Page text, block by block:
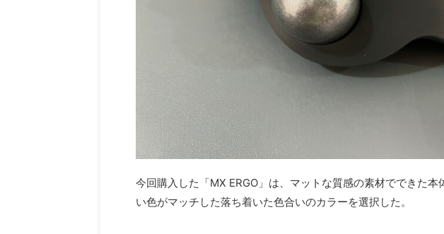
今回購入した「MX ERGO」は、マットな質感の素材でできた
い色がマッチした落ち着いた色合いのカラーを選択した。